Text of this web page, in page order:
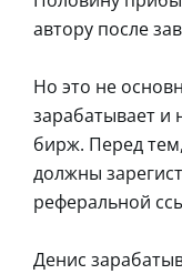
автору после
Но это не
зарабатывает и
бирж. Перед
должны
реферальной
Денис